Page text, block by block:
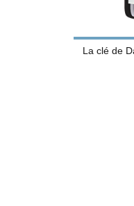
La clé de